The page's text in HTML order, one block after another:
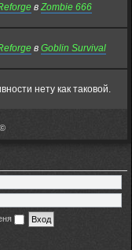
в Zombie 666
в Goblin Survival
нету как таковой.
Надеюсь кто-то
и ходил в мдп со
латинциу? без
©